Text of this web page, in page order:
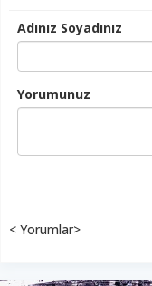
Adınız Soyadınız
Yorumunuz
< Yorumlar>